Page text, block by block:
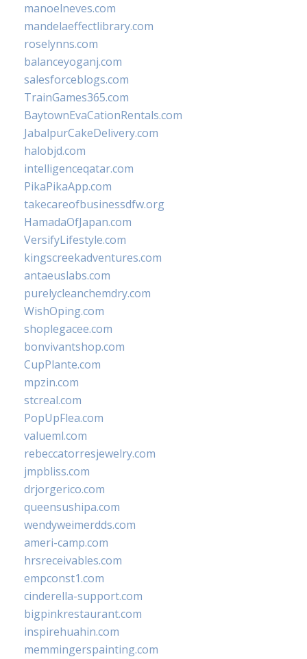
manoelneves.com
mandelaeffectlibrary.com
roselynns.com
balanceyoganj.com
salesforceblogs.com
TrainGames365.com
BaytownEvaCationRentals.com
JabalpurCakeDelivery.com
halobjd.com
intelligenceqatar.com
PikaPikaApp.com
takecareofbusinessdfw.org
HamadaOfJapan.com
VersifyLifestyle.com
kingscreekadventures.com
antaeuslabs.com
purelycleanchemdry.com
WishOping.com
shoplegacee.com
bonvivantshop.com
CupPlante.com
mpzin.com
stcreal.com
PopUpFlea.com
valueml.com
rebeccatorresjewelry.com
jmpbliss.com
drjorgerico.com
queensushipa.com
wendyweimerdds.com
ameri-camp.com
hrsreceivables.com
empconst1.com
cinderella-support.com
bigpinkrestaurant.com
inspirehuahin.com
memmingerspainting.com